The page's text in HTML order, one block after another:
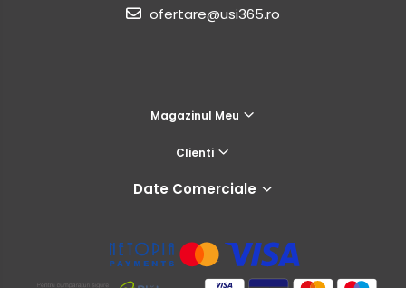
ofertare@usi365.ro
Magazinul Meu
Clienti
Date Comerciale